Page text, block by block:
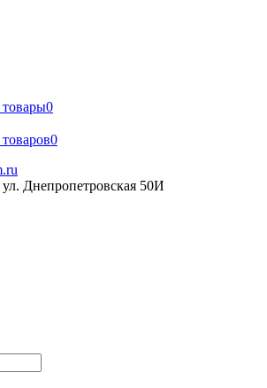
0
0
Днепропетровская 50И